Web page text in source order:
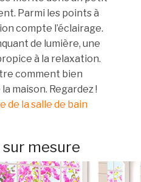
Parmi les points à
compte l’éclairage.
de lumière, une
à la relaxation.
comment bien
maison. Regardez !
de la salle de bain
mesure